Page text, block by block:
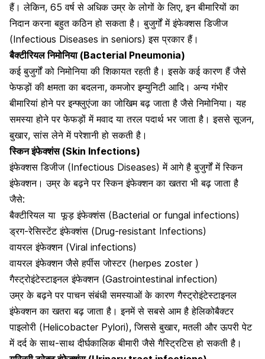
हैं। लेकिन, 65 वर्ष से अधिक उम्र के लोगों के लिए, इन बीमारियों का
निदान करना बहुत कठिन हो सकता है। बुजुर्गों में इंफेक्शस डिजीज
(Infectious Diseases in seniors) इस प्रकार हैं।
बैक्टीरियल निमोनिया (Bacterial Pneumonia)
कई बुजुर्गों कोनिमोनिया की शिकायत रहती है। इसके कई कारण हैं जैसे
फेफड़ों की क्षमता का बदलना, कमजोर इम्युनिटी आदि। अन्य गंभीर
बीमारियां होने पर इन्फ्लुएंजा का जोखिम बढ़ जाता है जैसे निमोनिया। यह
समस्या होने पर फेफड़ों में मवाद या तरल पदार्थ भर जाता है। इससे सूजन,
बुखार, सांस लेने में परेशानी हो सकती है।
स्किन इंफेक्शंस (Skin Infections)
इंफेक्शस डिजीज (Infectious Diseases) में आगे है बुजुर्गों में स्किन
इंफेक्शन। उम्र के बढ़ने पर स्किन इंफेक्शन का खतरा भी बढ़ जाता है
जैसे:
बैक्टीरियल या फूड़ इंफेक्शंस (Bacterial or fungal infections)
ड्रग-रेसिस्टेंट इंफेक्शंस (Drug-resistant Infections)
वायरल इंफेक्शन (Viral infections)
वायरल इंफेक्शन जैसे हर्पीस जोस्टर (herpes zoster )
गैस्ट्रोइंटेस्टाइनल इंफेक्शन (Gastrointestinal infection)
उम्र के बढ़ने पर पाचन संबंधी समस्याओं के कारणगैस्ट्रोइंटेस्टाइनल
इंफेक्शनका खतरा बढ़ जाता है।इनमें से सबसे आम है हेलिकोबैक्टर
पाइलोरी (Helicobacter Pylori), जिससे बुखार, मतली और ऊपरी पेट
में दर्द के साथ-साथ दीर्घकालिक बीमारी जैसे गैस्ट्रिटिस हो सकती है।